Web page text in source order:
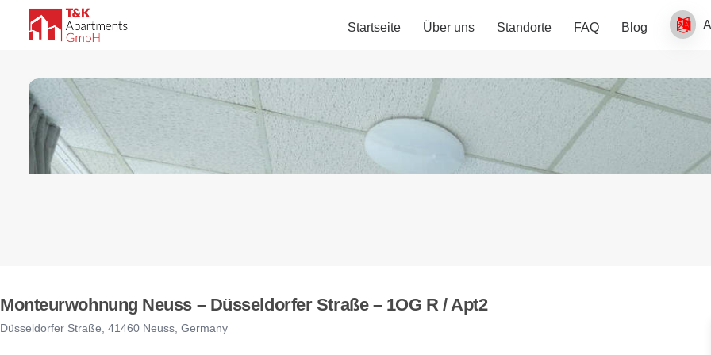
Startseite Über uns Standorte FAQ Blog
Monteurwohnung Neuss – Düsseldorfer Straße – 1OG R / Apt2
Düsseldorfer Straße, 41460 Neuss, Germany